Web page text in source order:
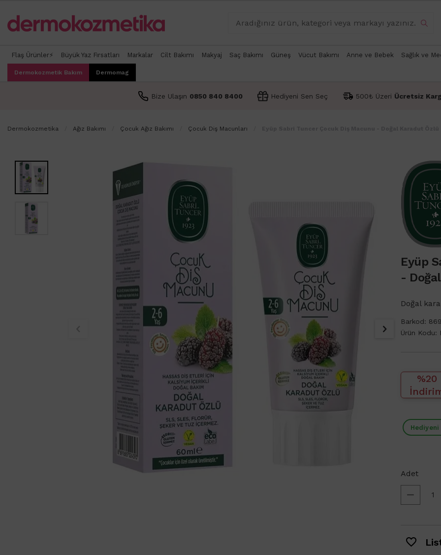
Flaş Ürünler⚡ Büyük Yaz Fırsatları Markalar Cilt Bakımı Makyaj Saç Bakımı Güneş Vücut Bakımı Anne ve Bebek Sağlık ve
Dermokozmetik Bakım Dermomag
Bize Ulaşın 0850 840 8400 Hediyeni Sen Seç 500₺ Üzeri Ücretsiz
Dermokozmetika Ağız Bakımı Çocuk Ağız Bakımı Çocuk Diş Macunları
Eyüp
-
Doğal
Barkod:
Ürün Kodu:
%20
Hediyeni
Adet